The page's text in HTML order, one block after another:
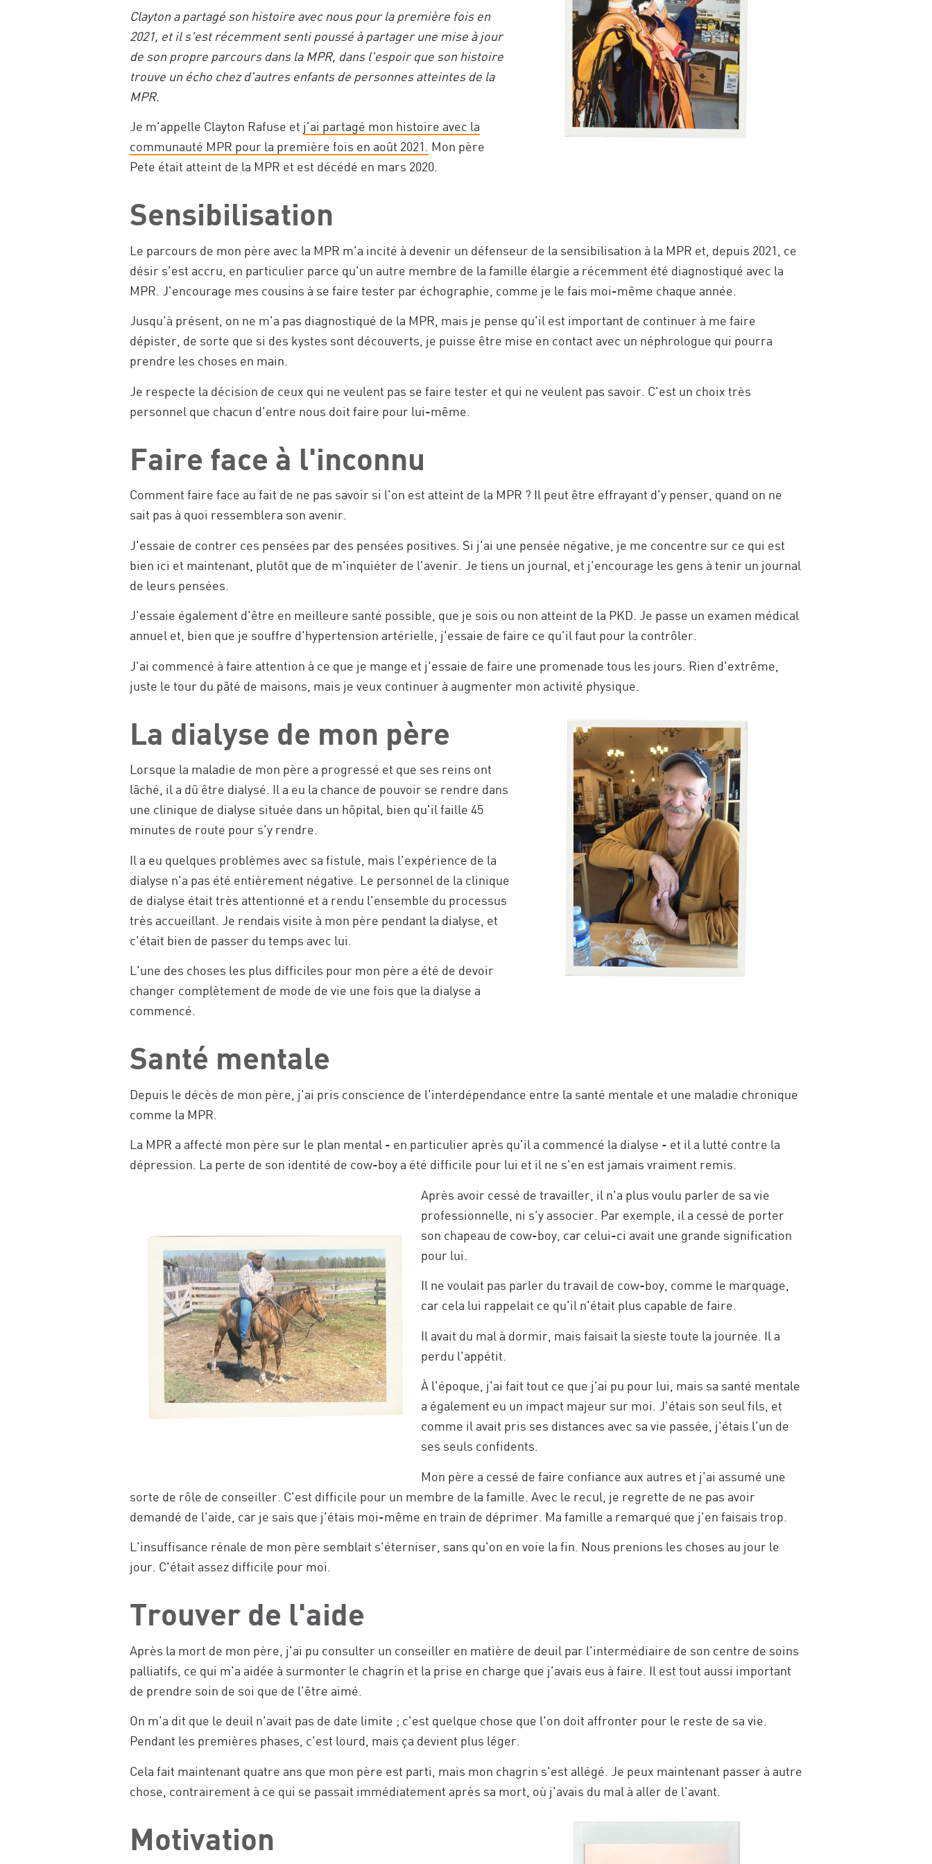
Clayton a partagé son histoire avec nous pour la première fois en
2021, et il s'est récemment senti poussé à partager une mise à jour
de son propre parcours dans la MPR, dans l'espoir que son histoire
trouve un écho chez d'autres enfants de personnes atteintes de la
MPR.
Je m'appelle Clayton Rafuse et j'ai partagé mon histoire avec la
communauté MPR pour la première fois en août 2021. Mon père
Pete était atteint de la MPR et est décédé en mars 2020.
Sensibilisation
Le parcours de mon père avec la MPR m'a incité à devenir un défenseur de la sensibilisation à la MPR et, depuis 2021, ce
désir s'est accru, en particulier parce qu'un autre membre de la famille élargie a récemment été diagnostiqué avec la
MPR. J'encourage mes cousins à se faire tester par échographie, comme je le fais moi-même chaque année.
Jusqu'à présent, on ne m'a pas diagnostiqué de la MPR, mais je pense qu'il est important de continuer à me faire
dépister, de sorte que si des kystes sont découverts, je puisse être mise en contact avec un néphrologue qui pourra
prendre les choses en main.
Je respecte la décision de ceux qui ne veulent pas se faire tester et qui ne veulent pas savoir. C'est un choix très
personnel que chacun d'entre nous doit faire pour lui-même.
Faire face à l'inconnu
Comment faire face au fait de ne pas savoir si l'on est atteint de la MPR ? Il peut être effrayant d'y penser, quand on ne
sait pas à quoi ressemblera son avenir.
J'essaie de contrer ces pensées par des pensées positives. Si j'ai une pensée négative, je me concentre sur ce qui est
bien ici et maintenant, plutôt que de m'inquiéter de l'avenir. Je tiens un journal, et j'encourage les gens à tenir un journal
de leurs pensées.
J'essaie également d'être en meilleure santé possible, que je sois ou non atteint de la PKD. Je passe un examen médical
annuel et, bien que je souffre d'hypertension artérielle, j'essaie de faire ce qu'il faut pour la contrôler.
J'ai commencé à faire attention à ce que je mange et j'essaie de faire une promenade tous les jours. Rien d'extrême,
juste le tour du pâté de maisons, mais je veux continuer à augmenter mon activité physique.
La dialyse de mon père
Lorsque la maladie de mon père a progressé et que ses reins ont
lâché, il a dû être dialysé. Il a eu la chance de pouvoir se rendre dans
une clinique de dialyse située dans un hôpital, bien qu'il faille 45
minutes de route pour s'y rendre.
Il a eu quelques problèmes avec sa fistule, mais l'expérience de la
dialyse n'a pas été entièrement négative. Le personnel de la clinique
de dialyse était très attentionné et a rendu l'ensemble du processus
très accueillant. Je rendais visite à mon père pendant la dialyse, et
c'était bien de passer du temps avec lui.
L'une des choses les plus difficiles pour mon père a été de devoir
changer complètement de mode de vie une fois que la dialyse a
commencé.
Santé mentale
Depuis le décès de mon père, j'ai pris conscience de l'interdépendance entre la santé mentale et une maladie chronique
comme la MPR.
La MPR a affecté mon père sur le plan mental - en particulier après qu'il a commencé la dialyse - et il a lutté contre la
dépression. La perte de son identité de cow-boy a été difficile pour lui et il ne s'en est jamais vraiment remis.
Après avoir cessé de travailler, il n'a plus voulu parler de sa vie
professionnelle, ni s'y associer. Par exemple, il a cessé de porter
son chapeau de cow-boy, car celui-ci avait une grande signification
pour lui.
Il ne voulait pas parler du travail de cow-boy, comme le marquage,
car cela lui rappelait ce qu'il n'était plus capable de faire.
Il avait du mal à dormir, mais faisait la sieste toute la journée. Il a
perdu l'appétit.
À l'époque, j'ai fait tout ce que j'ai pu pour lui, mais sa santé mentale
a également eu un impact majeur sur moi. J'étais son seul fils, et
comme il avait pris ses distances avec sa vie passée, j'étais l'un de
ses seuls confidents.
Mon père a cessé de faire confiance aux autres et j'ai assumé une
sorte de rôle de conseiller. C'est difficile pour un membre de la famille. Avec le recul, je regrette de ne pas avoir
demandé de l'aide, car je sais que j'étais moi-même en train de déprimer. Ma famille a remarqué que j'en faisais trop.
L'insuffisance rénale de mon père semblait s'éterniser, sans qu'on en voie la fin. Nous prenions les choses au jour le
jour. C'était assez difficile pour moi.
Trouver de l'aide
Après la mort de mon père, j'ai pu consulter un conseiller en matière de deuil par l'intermédiaire de son centre de soins
palliatifs, ce qui m'a aidée à surmonter le chagrin et la prise en charge que j'avais eus à faire. Il est tout aussi important
de prendre soin de soi que de l'être aimé.
On m'a dit que le deuil n'avait pas de date limite ; c'est quelque chose que l'on doit affronter pour le reste de sa vie.
Pendant les premières phases, c'est lourd, mais ça devient plus léger.
Cela fait maintenant quatre ans que mon père est parti, mais mon chagrin s'est allégé. Je peux maintenant passer à autre
chose, contrairement à ce qui se passait immédiatement après sa mort, où j'avais du mal à aller de l'avant.
Motivation